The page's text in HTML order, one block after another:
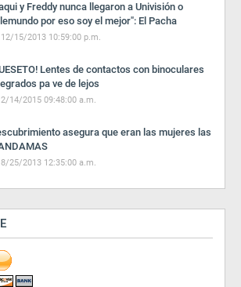
y Freddy nunca llegaron a Univisión o
por eso soy el mejor": El Pacha
12/15/2013 10:59:00 p.m.
Lentes de contactos con binoculares
pa ve de lejos
2/14/2015 09:48:00 a.m.
asegura que eran las mujeres las
8/25/2013 12:35:00 a.m.